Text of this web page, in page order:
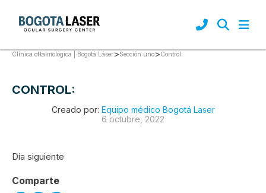
Clínica oftalmológica | Bogotá Láser>Sección uno>Control:
CONTROL:
Creado por: Equipo médico Bogotá Laser
6 octubre, 2022
Día siguiente
Comparte